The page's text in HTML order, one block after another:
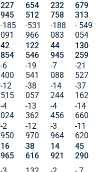
227
945
654
512
232
758
679
313
-185
091
-531
966
-188
083
- 549
054
42
854
122
546
44
945
130
259
-6
400
-19
541
-7
088
-21
527
-12
515
-38
057
-14
244
-37
162
-4
024
-13
362
-4
456
-14
660
-2
950
-12
970
-3
964
-11
620
16
965
38
616
14
921
45
290